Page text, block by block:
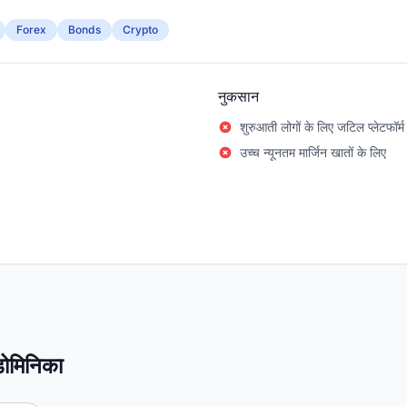
Forex Bonds Crypto
नुकसान
शुरुआती लोगों के लिए जटिल प्लेटफॉर्म
उच्च न्यूनतम मार्जिन खातों के लिए